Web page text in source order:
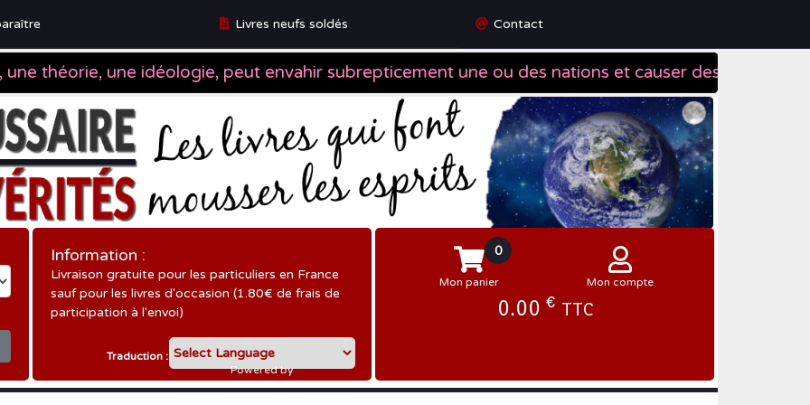
Livres neufs soldés Contact
Information :
Livraison gratuite pour les particuliers en France
sauf pour les livres d'occasion (1.80€ de frais de
participation à l'envoi)
Traduction :
Powered by
Translate
Mon compte
0
Mon panier
0.00 € TTC